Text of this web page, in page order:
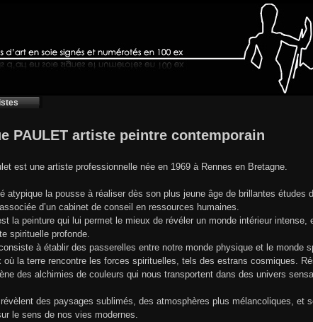
PAULET artiste peintre contemporain
est une artiste professionnelle née en 1969 à Rennes en Bretagne.
atypique la pousse à réaliser dès son plus jeune âge de brillantes études
d’un cabinet de conseil en ressources humaines.
la peinture qui lui permet le mieux de révéler un monde intérieur
spirituelle profonde.
à établir des passerelles entre notre monde physique et le monde
où la terre rencontre les forces spirituelles, tels des estrans cosmiques.
des alchimies de couleurs qui nous transportent dans des univers
des paysages sublimés, des atmosphères plus mélancoliques, et
le sens de nos vies modernes.